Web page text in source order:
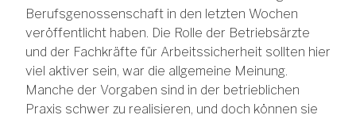
Berufsgenossenschaft in den letzten Wochen
veröffentlicht haben. Die Rolle der Betriebsärzte
und der Fachkräfte für Arbeitssicherheit sollten hier
viel aktiver sein, war die allgemeine Meinung.
Manche der Vorgaben sind in der betrieblichen
Praxis schwer zu realisieren, und doch können sie